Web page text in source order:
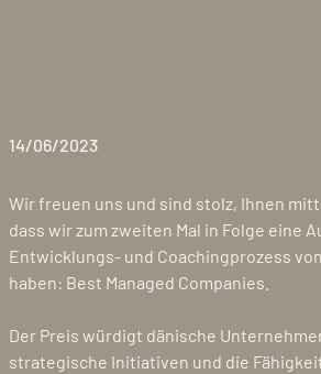
14/06/2023
Wir freuen uns und sind stolz, Ihnen
dass wir zum zweiten Mal in Folge eine
Entwicklungs- und Coachingprozess
haben: Best Managed Companies.
Der Preis würdigt dänische
strategische Initiativen und die